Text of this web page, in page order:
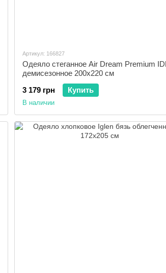
Артикул: 166827
Одеяло стеганное Air Dream Premium
демисезонное 200x220 см
3 179 грн
Купить
В наличии